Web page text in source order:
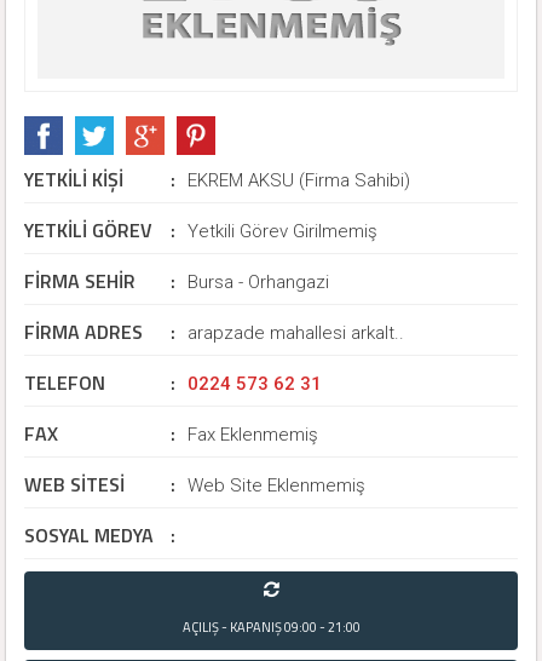
YETKİLİ KİŞİ : EKREM AKSU (Firma Sahibi)
YETKİLİ GÖREV : Yetkili Görev Girilmemiş
FİRMA SEHİR : Bursa - Orhangazi
FİRMA ADRES : arapzade mahallesi arkalt..
TELEFON : 0224 573 62 31
FAX : Fax Eklenmemiş
WEB SİTESİ : Web Site Eklenmemiş
SOSYAL MEDYA :
AÇILIŞ - KAPANIŞ09:00 - 21:00